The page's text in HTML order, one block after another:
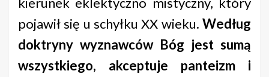
pojawił się u schyłku XX wieku. Według
doktryny wyznawców Bóg jest sumą
wszystkiego, akceptuje panteizm i